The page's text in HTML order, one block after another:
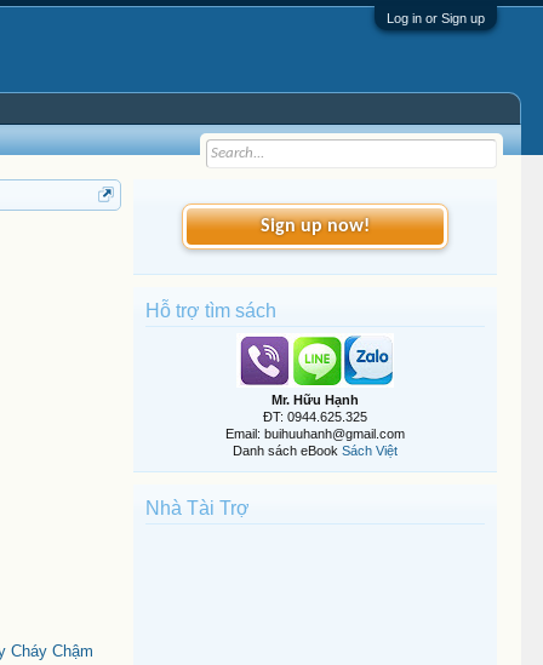
Log in or Sign up
Cháy Chậm
Sign up now!
Hỗ trợ tìm sách
Mr. Hữu Hạnh
ĐT: 0944.625.325
Email: buihuuhanh@gmail.com
Danh sách eBook Sách Việt
Nhà Tài Trợ